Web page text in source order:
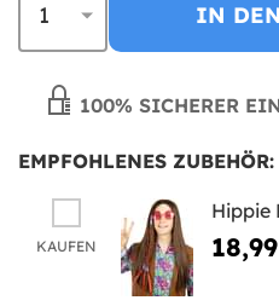
IN
100% SICHERER
EMPFOHLENES ZUBEHÖR:
KAUFEN
Hippie